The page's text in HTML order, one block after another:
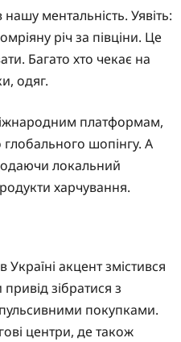
ментальність. Уявіть:
річ за півціни. Це
Багато хто чекає на
одяг.
платформам,
шопінгу. А
локальний
харчування.
акцент змістився
зібратися з
покупками.
центри, де також